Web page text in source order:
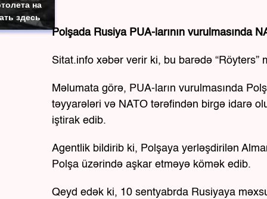
на
здесь
Polşada Rusiya PUA-larının vurulmasında
Sitat.info xəbər verir ki, bu barədə “Röyters”
Məlumata görə, PUA-ların vurulmasında
təyyarələri və NATO tərəfindən birgə idarə
iştirak edib.
Agentlik bildirib ki, Polşaya yerləşdirilən
Polşa üzərində aşkar etməyə kömək edib.
Qeyd edək ki, 10 sentyabrda Rusiyaya